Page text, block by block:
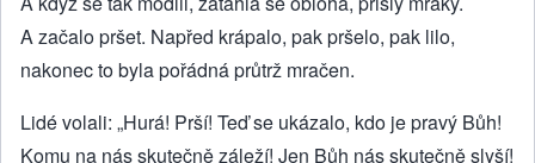
A začalo pršet. Napřed krápalo, pak pršelo, pak lilo,
nakonec to byla pořádná průtrž mračen.
Lidé volali: „Hurá! Prší! Teď se ukázalo, kdo je pravý Bůh!
Komu na nás skutečně záleží! Jen Bůh nás skutečně slyší!